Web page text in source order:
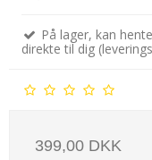
På lager, kan
direkte til dig
399,00 DKK